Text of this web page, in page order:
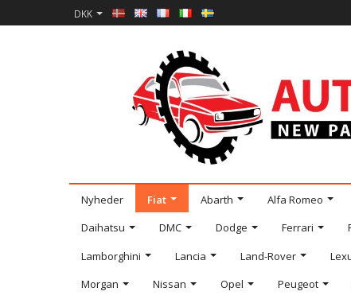
DKK
Nyheder Fiat Abarth Alfa Romeo
Daihatsu
DMC Dodge Ferrari
Lamborghini
Lancia Land-Rover
Morgan
Nissan Opel Peugeot